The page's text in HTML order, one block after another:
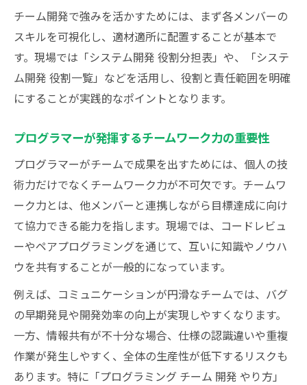
開発チームの役割分担表の活用法と実例
成果を出すためのシステム開発分担のコツ
プログラマーが担うべき役割とその条件
チームワークで発揮するITエンジニアの本質
ITエンジニアの本質はチームワークで磨か
プログラマーがチームで活躍するための工
夫
開発チームに必要なITエンジニアの資質と
は
プログラマーの本質的な役割と期待値を考
開発現場で役立つ分担と強みの見極め方
ITエンジニアが現場で強みを発揮する方法
プログラマーの適性を見極める実践的アプ
ローチ
チーム開発で強みを活かすためには、まず各メンバーの
スキルを可視化し、適材適所に配置することが基本で
す。現場では「システム開発 役割分担表」や、「システ
ム開発 役割一覧」などを活用し、役割と責任範囲を明確
にすることが実践的なポイントとなります。
プログラマーが発揮するチームワーク力の重要性
プログラマーがチームで成果を出すためには、個人の技
術力だけでなくチームワーク力が不可欠です。チームワ
ーク力とは、他メンバーと連携しながら目標達成に向け
て協力できる能力を指します。現場では、コードレビュ
ーやペアプログラミングを通じて、互いに知識やノウハ
ウを共有することが一般的になっています。
例えば、コミュニケーションが円滑なチームでは、バグ
の早期発見や開発効率の向上が実現しやすくなります。
一方、情報共有が不十分な場合、仕様の認識違いや重複
作業が発生しやすく、全体の生産性が低下するリスクも
あります。特に「プログラミング チーム 開発 やり方」